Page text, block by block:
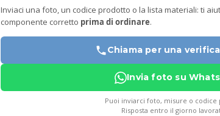
Inviaci una foto, un codice prodotto o la lista materiali: ti
componente corretto prima di ordinare.
Chiama per una
Invia foto su
Puoi inviarci foto, misure o codice
Risposta entro il giorno